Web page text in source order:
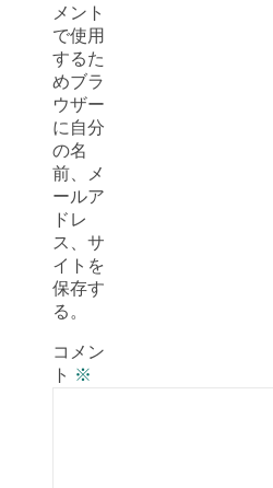
メント
で使用
するた
めブラ
ウザー
に自分
の名
前、メ
ールア
ドレ
ス、サ
イトを
保存す
る。
コメン
ト ※